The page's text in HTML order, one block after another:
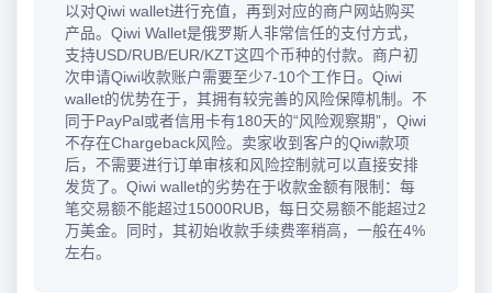
以对Qiwi wallet进行充值，再到对应的商户网站购买
产品。Qiwi Wallet是俄罗斯人非常信任的支付方式，
支持USD/RUB/EUR/KZT这四个币种的付款。商户初
次申请Qiwi收款账户需要至少7-10个工作日。Qiwi
wallet的优势在于，其拥有较完善的风险保障机制。不
同于PayPal或者信用卡有180天的“风险观察期”，Qiwi
不存在Chargeback风险。卖家收到客户的Qiwi款项
后，不需要进行订单审核和风险控制就可以直接安排
发货了。Qiwi wallet的劣势在于收款金额有限制：每
笔交易额不能超过15000RUB，每日交易额不能超过2
万美金。同时，其初始收款手续费率稍高，一般在4%
左右。